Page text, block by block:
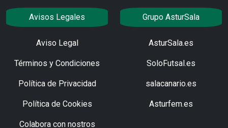
Avisos Legales
Aviso Legal
Términos y Condiciones
Política de Privacidad
Política de Cookies
Colabora con nostros
Grupo AsturSala
AsturSala.es
SoloFutsal.es
salacanario.es
Asturfem.es